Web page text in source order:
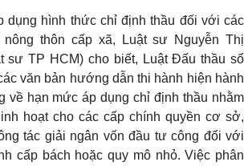
dụng hình thức chỉ định thầu đối với các
thôn cấp xã, Luật sư Nguyễn Thị
sư TP HCM) cho biết, Luật Đấu thầu số
văn bản hướng dẫn thi hành hiện hành
về hạn mức áp dụng chỉ định thầu nhằm
hoạt cho các cấp chính quyền cơ sở,
tác giải ngân vốn đầu tư công đối với
cấp bách hoặc quy mô nhỏ. Việc phân